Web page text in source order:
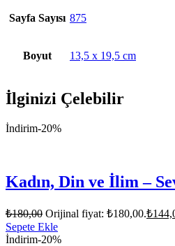
Sayfa Sayısı 875
Boyut 13,5 x 19,5 cm
İlginizi Çelebilir
İndirim-20%
Kadın, Din ve İlim –
₺180,00 Orijinal fiyat: ₺180,00.₺
Sepete Ekle
İndirim-20%